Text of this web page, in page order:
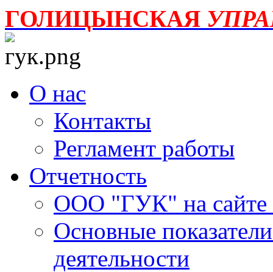
ГОЛИЦЫНСКАЯ
О нас
Контакты
Регламент работы
Отчетность
ООО "ГУК" на
Основные
деятельности